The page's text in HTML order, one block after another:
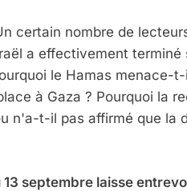
certain nombre de
a effectivement terminé
le Hamas menace-
à Gaza ? Pourquoi la
n'a-t-il pas affirmé que la
septembre laisse